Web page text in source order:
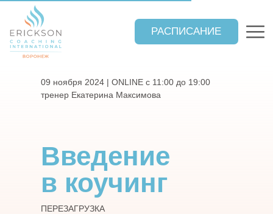
Представительство Эриксоновского университета коучинга в
Центральном Черноземье. Обучаем с 1997 года
РАСПИСАНИЕ
ПЕРЕЗАГРУЗКА
09 ноября 2024 | ONLINE с 11:00 до 19:00
тренер Екатерина Максимова
Введение
в коучинг